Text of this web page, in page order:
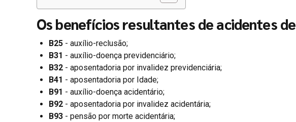
Os benefícios resultantes de acidentes
B25 - auxílio-reclusão;
B31 - auxílio-doença previdenciário;
B32 - aposentadoria por invalidez previdenciária;
B41 - aposentadoria por Idade;
B91 - auxílio-doença acidentário;
B92 - aposentadoria por invalidez acidentária;
B93 - pensão por morte acidentária;